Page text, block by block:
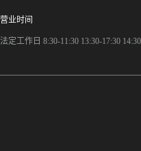
营业时间
法定工作日 8:30-11:30 13:30-17:30